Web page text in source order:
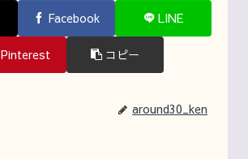
Facebook LINE
Pinterest コピー
around30_ken